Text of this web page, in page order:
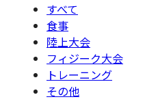
すべて
食事
陸上大会
フィジーク大会
トレーニング
その他